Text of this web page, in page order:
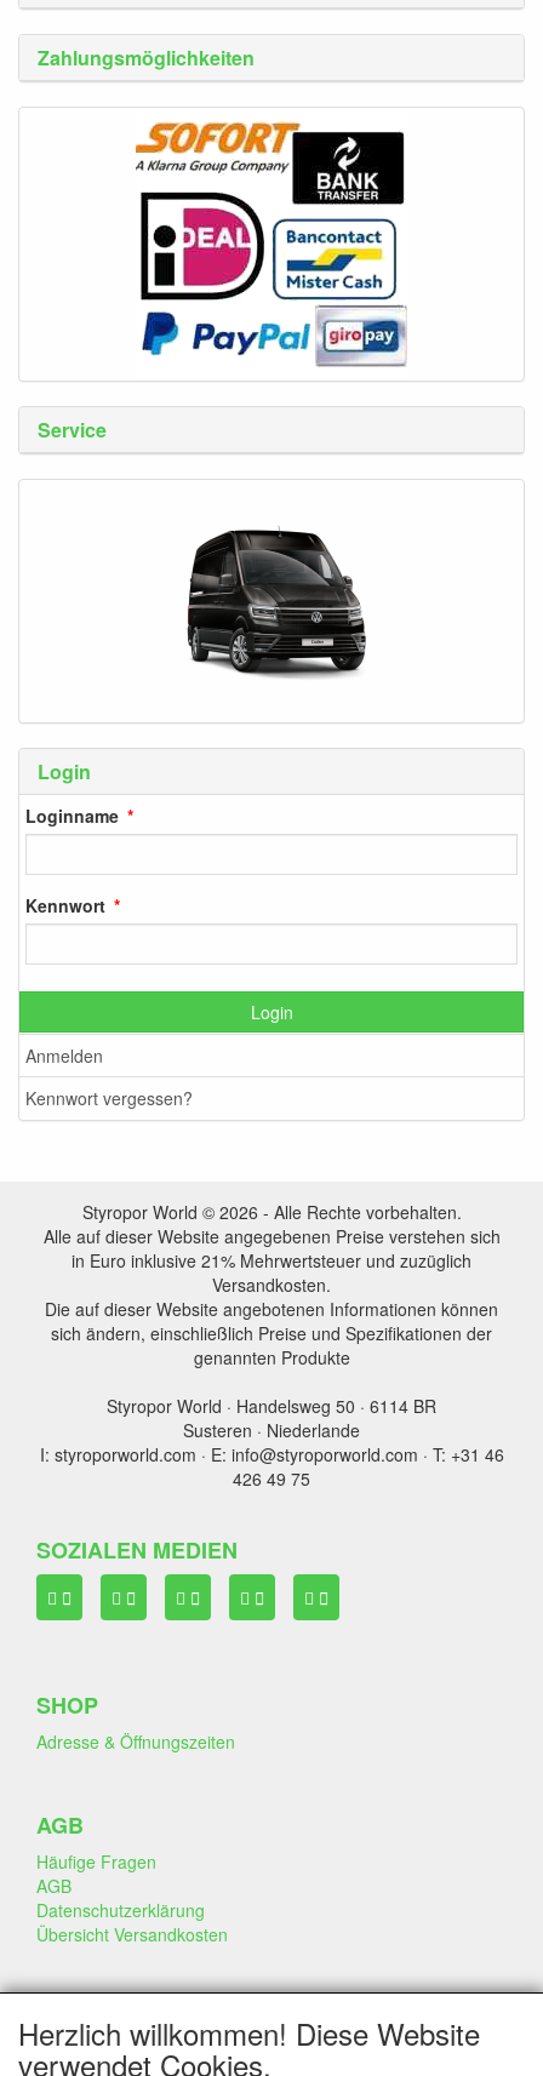
Zahlungsmöglichkeiten
Service
Login
Loginname
Kennwort
Login
Anmelden
Kennwort vergessen?
Styropor World © 2026 - Alle Rechte vorbehalten.
Alle auf dieser Website angegebenen Preise verstehen sich
in Euro inklusive 21% Mehrwertsteuer und zuzüglich
Versandkosten.
Die auf dieser Website angebotenen Informationen können
sich ändern, einschließlich Preise und Spezifikationen der
genannten Produkte
Styropor World · Handelsweg 50 · 6114 BR
Susteren · Niederlande
I: styroporworld.com · E: info@styroporworld.com · T: +31 46
426 49 75
SOZIALEN MEDIEN
SHOP
Adresse & Öffnungszeiten
AGB
Häufige Fragen
AGB
Datenschutzerklärung
Übersicht Versandkosten
GESCHÄFT & INFO
Kontakt
Herzlich willkommen! Diese Website
verwendet Cookies.